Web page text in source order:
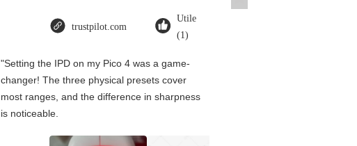
trustpilot.com
Utile
(1)
"Setting the IPD on my Pico 4 was a game-
changer! The three physical presets cover
most ranges, and the difference in sharpness
is noticeable.